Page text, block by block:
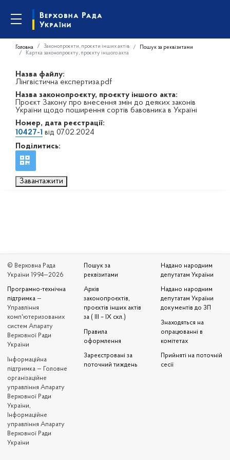
Головна Законопроєкти, проєкти інших актів
Пошук за реквізитами
Картка законопроєкту, проєкту іншого акта
Назва файлу:
Лінгвістична експертиза.pdf
Назва законопроєкту, проєкту іншого акта:
Проєкт Закону про внесення змін до деяких законів
України щодо поширення сортів бавовника в Україні
Номер, дата реєстрації:
10427-1 від 07.02.2024
Поділитись:
Завантажити
© Верховна Рада
України 1994—2026
Програмно-технічна
підтримка —
Управління
комп'ютеризованих
систем Апарату
Верховної Ради
України
Iнформаційна
підтримка — Головне
організаційне
управління Апарату
Верховної Ради
України,
Інформаційне
управління Апарату
Верховної Ради
України
Пошук за
реквізитами
Архів
законопроєктів,
проєктів інших актів
за ( III – IX скл.)
Правила
оформлення
Зареєстровані за
поточний тиждень
Надано народним
депутатам України
Надано народним
депутатам України
документів до ЗП
Знаходяться на
опрацюванні в
комітетах
Прийняті на поточній
сесії